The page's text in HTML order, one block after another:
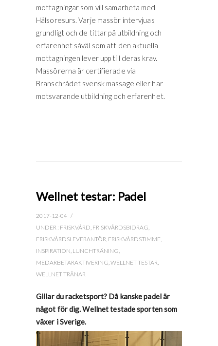
mottagningar som vill samarbeta med
Hälsoresurs. Varje massör intervjuas
grundligt och de tittar på utbildning och
erfarenhet såväl som att den aktuella
mottagningen lever upp till deras krav.
Massörerna är certifierade via
Branschrådet svensk massage eller har
motsvarande utbildning och erfarenhet.
Wellnet testar: Padel
2017-12-04 /
UNDER : FRISKVÅRD, FRISKVÅRDSBIDRAG,
FRISKVÅRDSLEVERANTÖR, FRISKVÅRDSTIMME,
INSPIRATION, LUNCHTRÄNING,
MEDARBETARAKTIVERING,WELLNET TESTAR,
WELLNET TRÄNAR
Gillar du racketsport? Då kanske padel är
något för dig. Wellnet testade sporten som
växer i Sverige.